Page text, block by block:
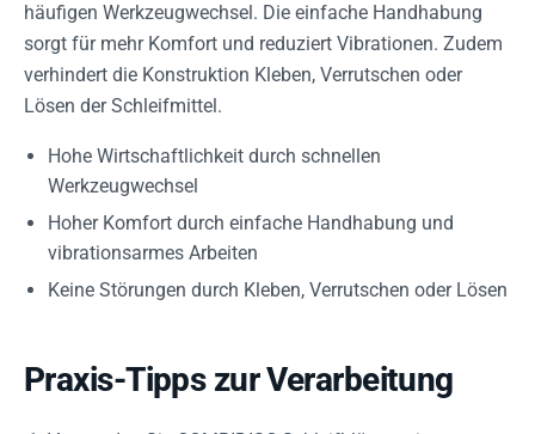
häufigen Werkzeugwechsel. Die einfache Handhabung
sorgt für mehr Komfort und reduziert Vibrationen. Zudem
verhindert die Konstruktion Kleben, Verrutschen oder
Lösen der Schleifmittel.
Hohe Wirtschaftlichkeit durch schnellen
Werkzeugwechsel
Hoher Komfort durch einfache Handhabung und
vibrationsarmes Arbeiten
Keine Störungen durch Kleben, Verrutschen oder Lösen
Praxis-Tipps zur Verarbeitung